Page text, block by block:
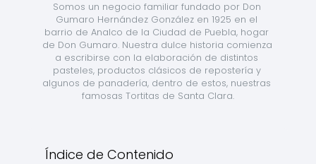
Somos un negocio familiar fundado por Don
Gumaro Hernández González en 1925 en el
barrio de Analco de la Ciudad de Puebla, hogar
de Don Gumaro. Nuestra dulce historia comienza
a escribirse con la elaboración de distintos
pasteles, productos clásicos de repostería y
algunos de panadería, dentro de estos, nuestras
famosas Tortitas de Santa Clara.
Índice de Contenido